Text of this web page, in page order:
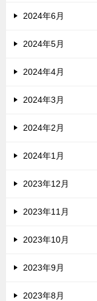
2024年6月
2024年5月
2024年4月
2024年3月
2024年2月
2024年1月
2023年12月
2023年11月
2023年10月
2023年9月
2023年8月